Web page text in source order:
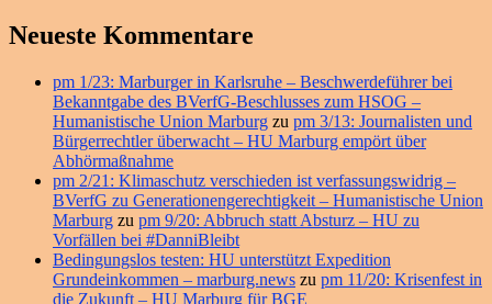
Neueste Kommentare
pm 1/23: Marburger in Karlsruhe – Beschwerdeführer bei
Bekanntgabe des BVerfG-Beschlusses zum HSOG –
Humanistische Union Marburg zu pm 3/13: Journalisten und
Bürgerrechtler überwacht – HU Marburg empört über
Abhörmaßnahme
pm 2/21: Klimaschutz verschieden ist verfassungswidrig –
BVerfG zu Generationengerechtigkeit – Humanistische Union
Marburg zu pm 9/20: Abbruch statt Absturz – HU zu
Vorfällen bei #DanniBleibt
Bedingungslos testen: HU unterstützt Expedition
Grundeinkommen – marburg.news zu pm 11/20: Krisenfest in
die Zukunft – HU Marburg für BGE